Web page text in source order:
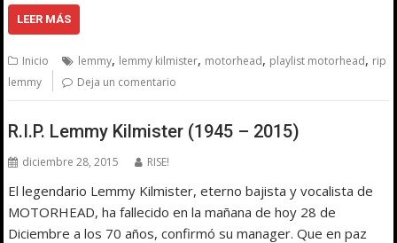
LEER MÁS
Inicio lemmy, lemmy kilmister, motorhead, playlist motorhead, rip
lemmy
Deja un comentario
R.I.P. Lemmy Kilmister (1945 – 2015)
diciembre 28, 2015 RISE!
El legendario Lemmy Kilmister, eterno bajista y vocalista de
MOTORHEAD, ha fallecido en la mañana de hoy 28 de
Diciembre a los 70 años, confirmó su manager. Que en paz